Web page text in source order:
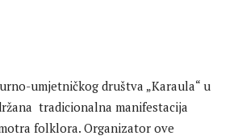
umjetničkog društva „Karaula“ u
tradicionalna manifestacija
folklora. Organizator ove